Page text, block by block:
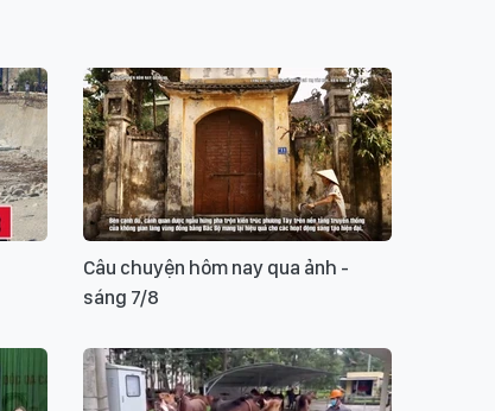
Câu chuyện hôm nay qua ảnh -
sáng 7/8